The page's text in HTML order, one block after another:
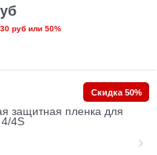
рубили 50%
защитная пленка для
4S
Скидка 50%